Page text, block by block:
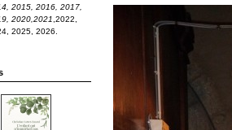
2015, 2016, 2017,
2020,2021 ,2022,
2025, 2026.